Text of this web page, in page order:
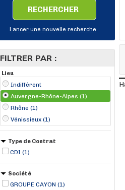
RECHERCHER
Lancer une nouvelle recherche
FILTRER PAR :
Lieu
Indifférent
Auvergne-Rhône-Alpes (1)
Rhône (1)
Vénissieux (1)
Type de Contrat
CDI (1)
Société
GROUPE CAYON (1)